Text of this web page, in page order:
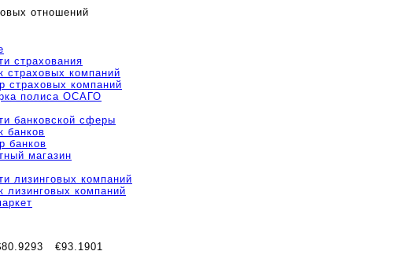
отношений
страхования
страховых компаний
страховых компаний
полиса ОСАГО
банковской сферы
банков
банков
магазин
лизинговых компаний
лизинговых компаний
€93.1901